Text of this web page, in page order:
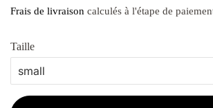
Frais de livraison calculés à l'étape de
Taille